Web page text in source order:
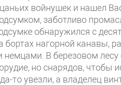
войнушек и нашел
заботливо
обнаружился с
нагорной канавы,
В березовом лесу
но снарядов, чтобы
то увезли, а владелец